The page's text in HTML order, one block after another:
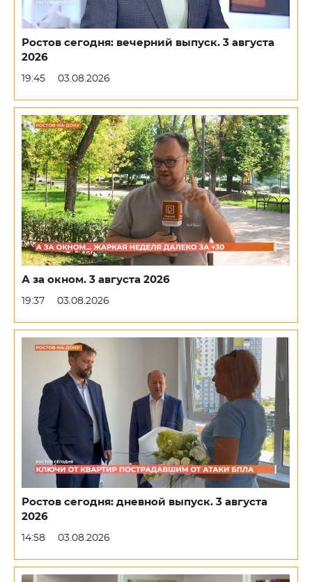
Ростов сегодня: вечерний выпуск. 3 августа
2026
19:45 03.08.2026
А за окном. 3 августа 2026
19:37 03.08.2026
Ростов сегодня: дневной выпуск. 3 августа
2026
14:58 03.08.2026